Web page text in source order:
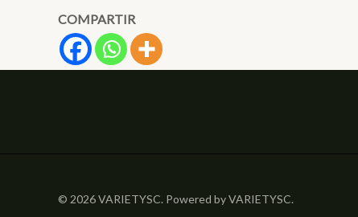
COMPARTIR
© 2026 VARIETYSC. Powered by VARIETYSC.